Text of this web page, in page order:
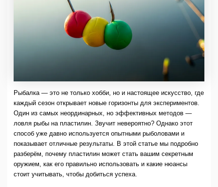
Рыбалка — это не только хобби, но и настоящее искусство, где
каждый сезон открывает новые горизонты для экспериментов.
Один из самых неординарных, но эффективных методов —
ловля рыбы на пластилин. Звучит невероятно? Однако этот
способ уже давно используется опытными рыболовами и
показывает отличные результаты. В этой статье мы подробно
разберём, почему пластилин может стать вашим секретным
оружием, как его правильно использовать и какие нюансы
стоит учитывать, чтобы добиться успеха.